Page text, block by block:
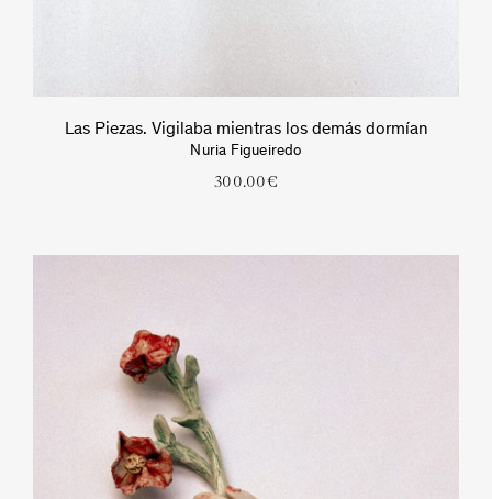
Las Piezas. Vigilaba mientras los demás dormían
Nuria Figueiredo
300.00€